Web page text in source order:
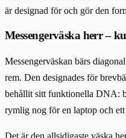
är designad för och gör den
Messengerväska herr –
Messengerväskan bärs
rem. Den designades för
behållit sitt funktionella DNA:
rymlig nog för en laptop och